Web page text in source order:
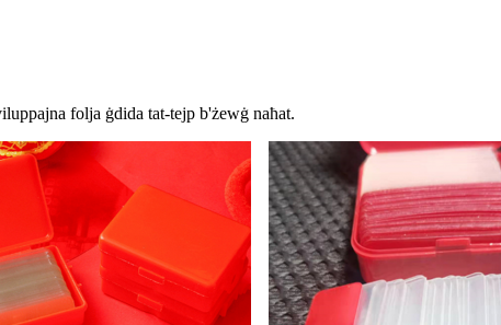
folja ġdida tat-tejp b'żewġ naħat.